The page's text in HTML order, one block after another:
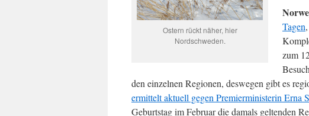
Ostern rückt näher, hier
Nordschweden.
Tagen
zum
den einzelnen Regionen, deswegen gibt es
ermittelt aktuell gegen Premierministerin Erna
Geburtstag im Februar die damals geltenden